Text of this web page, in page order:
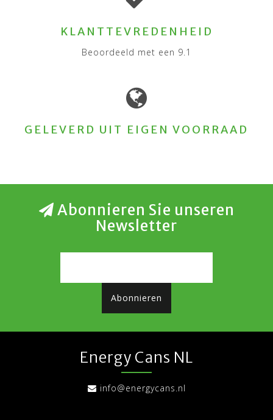
KLANTTEVREDENHEID
Beoordeeld met een 9.1
GELEVERD UIT EIGEN VOORRAAD
Abonnieren Sie unseren
Newsletter
Abonnieren
Energy Cans NL
info@energycans.nl